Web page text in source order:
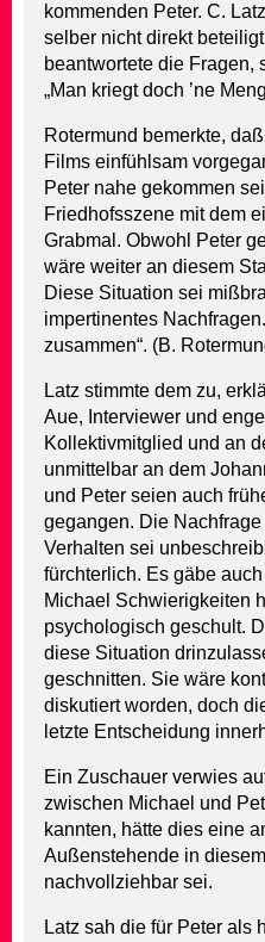
kommenden Peter. C.
selber nicht direkt
beantwortete die Fragen,
„Man kriegt doch ’ne
Rotermund bemerkte,
Films einfühlsam
Peter nahe gekommen
Friedhofsszene mit dem
Grabmal. Obwohl Peter
wäre weiter an diesem
Diese Situation sei
impertinentes
zusammen“. (B.
Latz stimmte dem zu,
Aue, Interviewer und
Kollektivmitglied und an
unmittelbar an dem
und Peter seien auch
gegangen. Die
Verhalten sei
fürchterlich. Es gäbe
Michael Schwierigkeiten
psychologisch geschult.
diese Situation
geschnitten. Sie wäre
diskutiert worden, doch
letzte Entscheidung
Ein Zuschauer verwies
zwischen Michael und
kannten, hätte dies eine
Außenstehende in
nachvollziehbar sei.
Latz sah die für Peter als